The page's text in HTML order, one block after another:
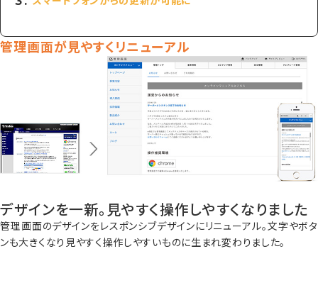
管理画面が見やすくリニューアル
デザインを一新。見やすく操作しやすくなりました
管理画面のデザインをレスポンシブデザインにリニューアル。文字やボタ
ンも大きくなり見やすく操作しやすいものに生まれ変わりました。